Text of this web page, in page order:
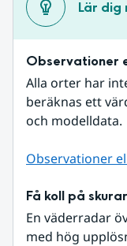
Lär dig
Observationer
Alla orter har
beräknas ett
och modelldata.
Observationer
Få koll på
En väderradar
med hög